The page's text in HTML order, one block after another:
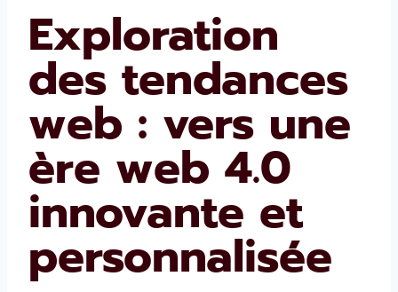
Exploration
des tendances
web : vers une
ère web 4.0
innovante et
personnalisée